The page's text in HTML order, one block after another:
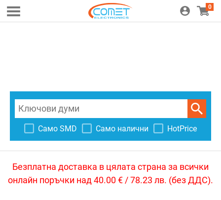
0
Само SMD Само налични HotPrice
Безплатна доставка в цялата страна за всички
онлайн поръчки над 40.00 € / 78.23 лв. (без ДДС).